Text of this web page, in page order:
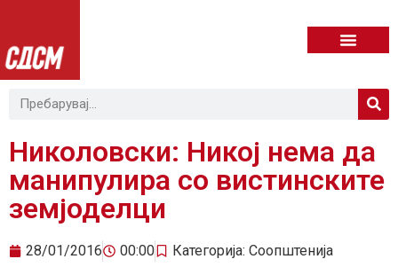
Николовски: Никој нема да
манипулира со вистинските
земјоделци
28/01/2016 00:00 Категорија: Соопштенија